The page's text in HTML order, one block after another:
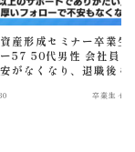
資産形成セミナー卒業生
57 50代男性 会社員】
がなくなり、退職後も
卒業生イン